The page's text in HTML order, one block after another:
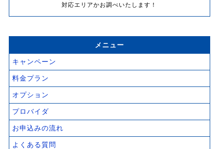
対応エリアかお調べいたします！
メニュー
キャンペーン
料金プラン
オプション
プロバイダ
お申込みの流れ
よくある質問